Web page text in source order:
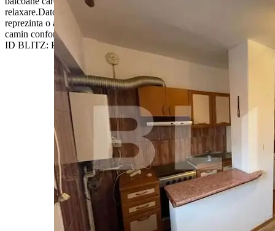
relaxare.Datorita pozitionarii si structurii sale, acest apartament
reprezinta o alegere excelenta pentru o familie care isi doreste un
camin confortabil, aproape de toate facilitatile urbane.Cod oferta /
ID BLITZ: P157925